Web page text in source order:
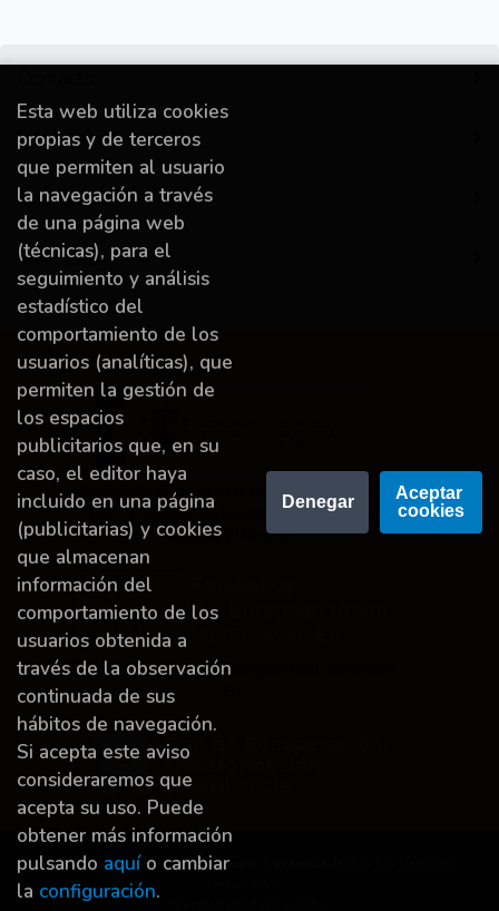
Información
Destacado
Mi cuenta
Proyecto financiado por la Dirección General del
Libro y Fomento de la Lectura, Ministerio de
Cultura y Deporte.
Financiado por la Unión Europea-Next Generation
Derechos de autor © 2026Grupo Trevenque
Esta web utiliza cookies
propias y de terceros
que permiten al usuario
la navegación a través
de una página web
(técnicas), para el
seguimiento y análisis
estadístico del
comportamiento de los
usuarios (analíticas), que
permiten la gestión de
los espacios
publicitarios que, en su
caso, el editor haya
incluido en una página
(publicitarias) y cookies
que almacenan
información del
comportamiento de los
usuarios obtenida a
través de la observación
continuada de sus
hábitos de navegación.
Si acepta este aviso
consideraremos que
acepta su uso. Puede
obtener más información
pulsando aquío cambiar
la configuración.
Denegar
Aceptar
cookies